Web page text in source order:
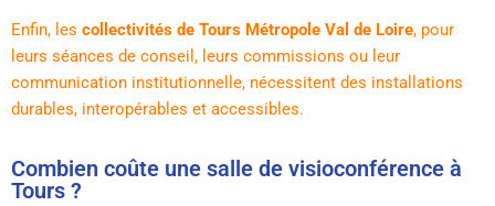
Enfin, les collectivités de Tours Métropole Val de Loire, pour
leurs séances de conseil, leurs commissions ou leur
communication institutionnelle, nécessitent des installations
durables, interopérables et accessibles.
Combien coûte une salle de visioconférence à
Tours ?